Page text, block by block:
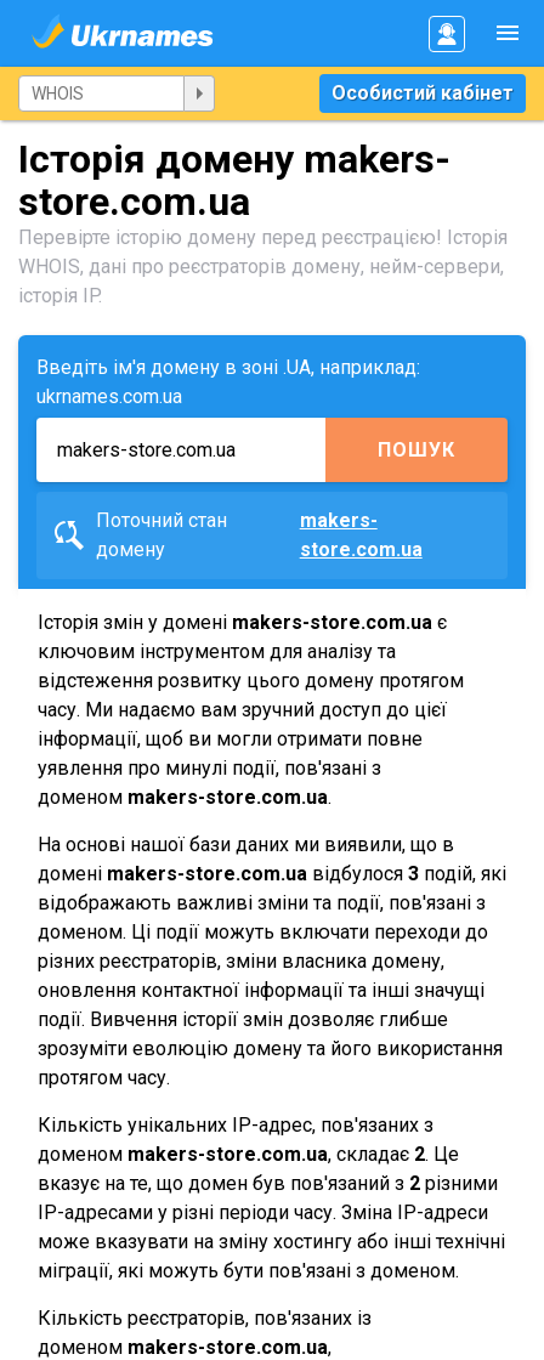
Особистий кабінет
Історія домену makers-
store.com.ua
Перевірте історію домену перед реєстрацією! Історія
WHOIS, дані про реєстраторів домену, нейм-сервери,
історія IP.
Введіть ім'я домену в зоні .UA, наприклад:
ukrnames.com.ua
ПОШУК
Поточний стан
домену
makers-
store.com.ua
Історія змін у домені makers-store.com.ua є
ключовим інструментом для аналізу та
відстеження розвитку цього домену протягом
часу. Ми надаємо вам зручний доступ до цієї
інформації, щоб ви могли отримати повне
уявлення про минулі події, пов'язані з
доменом makers-store.com.ua.
На основі нашої бази даних ми виявили, що в
домені makers-store.com.ua відбулося 3 подій, які
відображають важливі зміни та події, пов'язані з
доменом. Ці події можуть включати переходи до
різних реєстраторів, зміни власника домену,
оновлення контактної інформації та інші значущі
події. Вивчення історії змін дозволяє глибше
зрозуміти еволюцію домену та його використання
протягом часу.
Кількість унікальних IP-адрес, пов'язаних з
доменом makers-store.com.ua, складає 2. Це
вказує на те, що домен був пов'язаний з 2 різними
IP-адресами у різні періоди часу. Зміна IP-адреси
може вказувати на зміну хостингу або інші технічні
міграції, які можуть бути пов'язані з доменом.
Кількість реєстраторів, пов'язаних із
доменом makers-store.com.ua,